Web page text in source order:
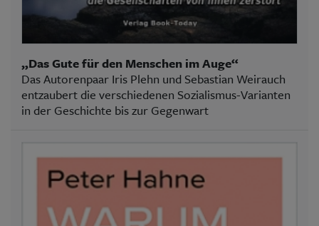
„Das Gute für den Menschen im Auge“
Das Autorenpaar Iris Plehn und Sebastian Weirauch
entzaubert die verschiedenen Sozialismus-Varianten
in der Geschichte bis zur Gegenwart